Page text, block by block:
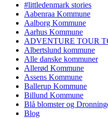
#littledenmark stories
Aabenraa Kommune
Aalborg Kommune
Aarhus Kommune
ADVENTURE TOUR
Albertslund kommune
Alle danske kommuner
Allerød Kommune
Assens Kommune
Ballerup Kommune
Billund Kommune
Blå blomster og
Blog